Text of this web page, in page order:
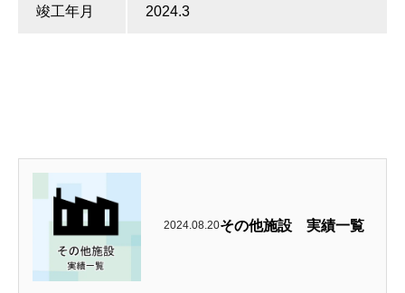
竣工年月 2024.3
2024.08.20その他施設 実績一覧